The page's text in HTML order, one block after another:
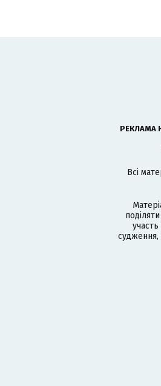
РЕКЛАМА
Всі
судження,